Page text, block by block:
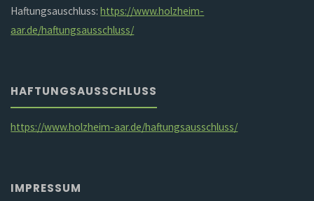
Haftungsauschluss:https://www.holzheim-
aar.de/haftungsausschluss/
HAFTUNGSAUSSCHLUSS
https://www.holzheim-aar.de/haftungsausschluss/
IMPRESSUM